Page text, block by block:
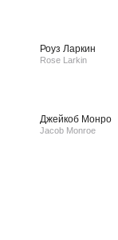
Роуз Ларкин
Rose Larkin
Джейкоб Монро
Jacob Monroe